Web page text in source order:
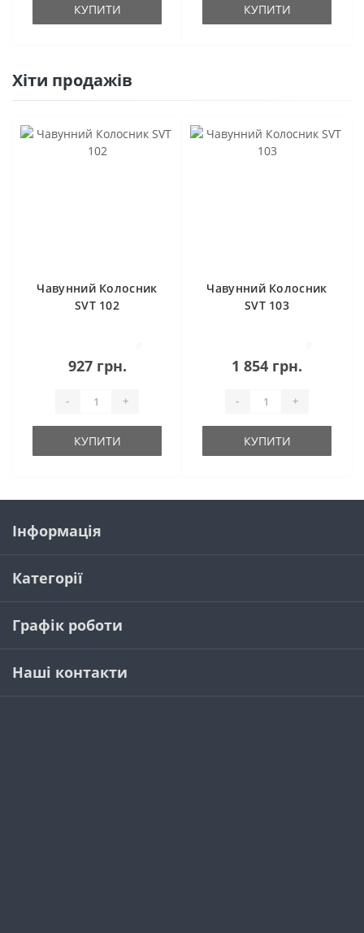
КУПИТИ КУПИТИ
Хіти продажів
Чавунний Колосник
SVT 102
927 грн.
- +
КУПИТИ
Чавунний Колосник
SVT 103
1 854 грн.
- +
КУПИТИ
Інформація
Категорії
Графік роботи
Наші контакти